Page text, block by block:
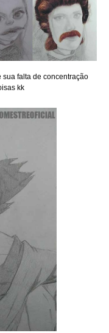
sua falta de concentração
kk